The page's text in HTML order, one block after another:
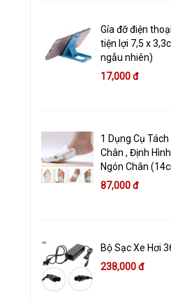
Gía đỡ điện
tiện lợi 7,5 x
ngẫu nhiên)
17,000 đ
1 Dụng Cụ
Chân , Định
Ngón Chân
87,000 đ
Bộ Sạc Xe Hơi
238,000 đ